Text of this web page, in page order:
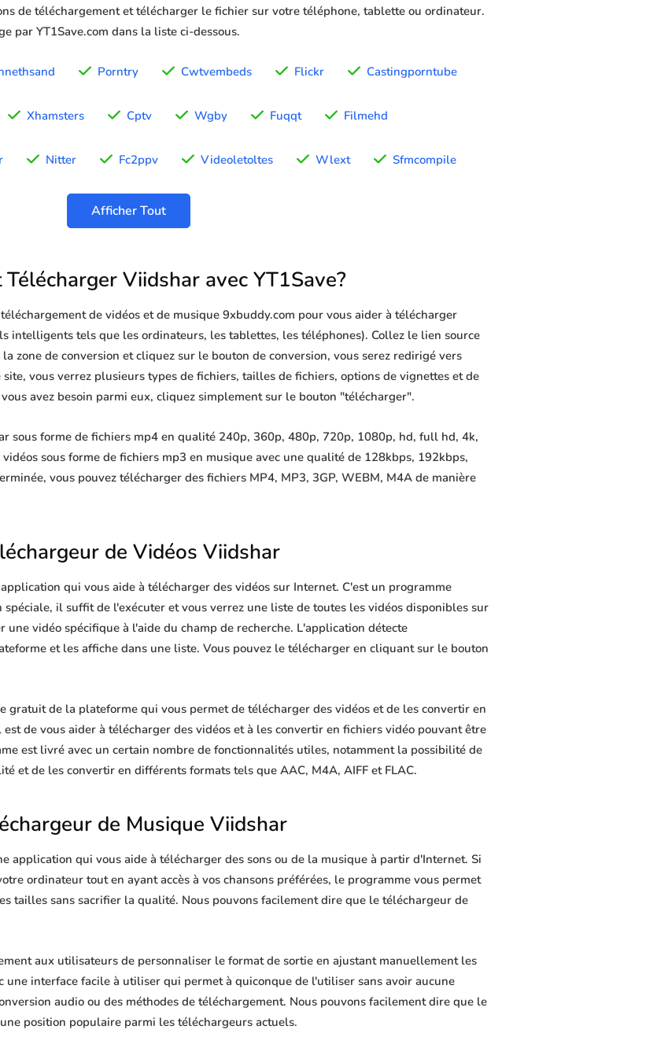
de téléchargement et télécharger le fichier sur votre téléphone, tablette ou ordinateur.
par YT1Save.com dans la liste ci-dessous.
Porntry Cwtvembeds Flickr Castingporntube
Xhamsters Cptv Wgby Fuqqt Filmehd
Nitter Fc2ppv Videoletoltes Wlext Sfmcompile
Afficher Tout
Viidshar avec YT1Save?
de vidéos et de musique 9xbuddy.com pour vous aider à télécharger
intelligents tels que les ordinateurs, les tablettes, les téléphones). Collez le lien source
zone de conversion et cliquez sur le bouton de conversion, vous serez redirigé vers
vous verrez plusieurs types de fichiers, tailles de fichiers, options de vignettes et de
avez besoin parmi eux, cliquez simplement sur le bouton "télécharger".
sous forme de fichiers mp4 en qualité 240p, 360p, 480p, 720p, 1080p, hd, full hd, 4k,
sous forme de fichiers mp3 en musique avec une qualité de 128kbps, 192kbps,
vous pouvez télécharger des fichiers MP4, MP3, 3GP, WEBM, M4A de manière
de Vidéos Viidshar
qui vous aide à télécharger des vidéos sur Internet. C'est un programme
il suffit de l'exécuter et vous verrez une liste de toutes les vidéos disponibles sur
une vidéo spécifique à l'aide du champ de recherche. L'application détecte
et les affiche dans une liste. Vous pouvez le télécharger en cliquant sur le bouton
gratuit de la plateforme qui vous permet de télécharger des vidéos et de les convertir en
de vous aider à télécharger des vidéos et à les convertir en fichiers vidéo pouvant être
est livré avec un certain nombre de fonctionnalités utiles, notamment la possibilité de
et de les convertir en différents formats tels que AAC, M4A, AIFF et FLAC.
de Musique Viidshar
application qui vous aide à télécharger des sons ou de la musique à partir d'Internet. Si
ordinateur tout en ayant accès à vos chansons préférées, le programme vous permet
tailles sans sacrifier la qualité. Nous pouvons facilement dire que le téléchargeur de
aux utilisateurs de personnaliser le format de sortie en ajustant manuellement les
interface facile à utiliser qui permet à quiconque de l'utiliser sans avoir aucune
audio ou des méthodes de téléchargement. Nous pouvons facilement dire que le
position populaire parmi les téléchargeurs actuels.